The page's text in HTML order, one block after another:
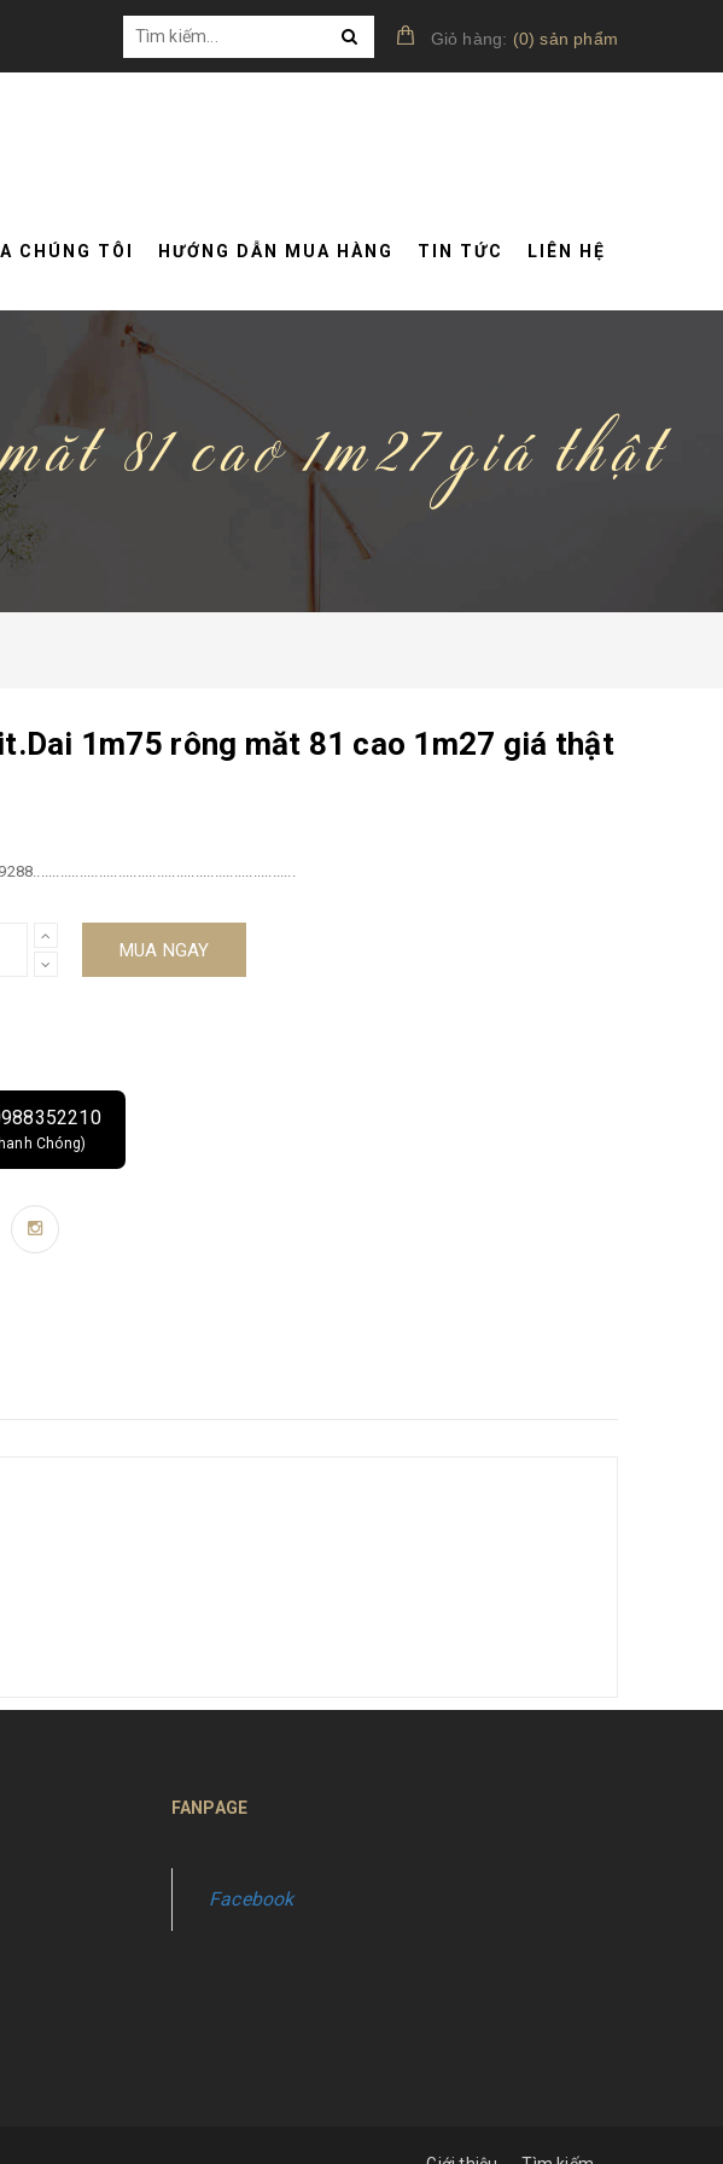
Giỏ hàng: (0)sản phẩm
CHÚNG TÔI HƯỚNG DẪN MUA HÀNG TIN TỨC LIÊN HỆ
81 cao 1m27 giá thật
1m75 rông măt 81 cao 1m27 giá thật
MUA NGAY
Chóng)
FANPAGE
Facebook